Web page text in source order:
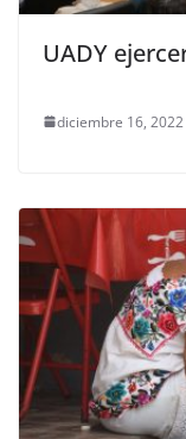
UADY
diciembre 16, 2022